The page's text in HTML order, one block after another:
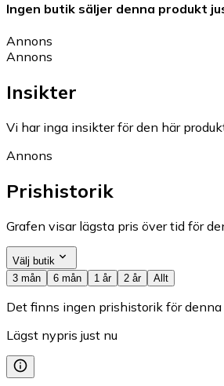
Ingen butik säljer denna produkt
Annons
Annons
Insikter
Vi har inga insikter för den här
Annons
Prishistorik
Grafen visar lägsta pris över tid för
Välj butik
3 mån
6 mån 1 år 2 år Allt
Det finns ingen prishistorik för
Lägst nypris just nu